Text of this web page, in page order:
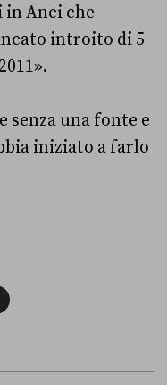
in Anci che
introito di 5
una fonte e
iniziato a farlo